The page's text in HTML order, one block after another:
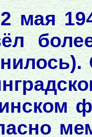
мая